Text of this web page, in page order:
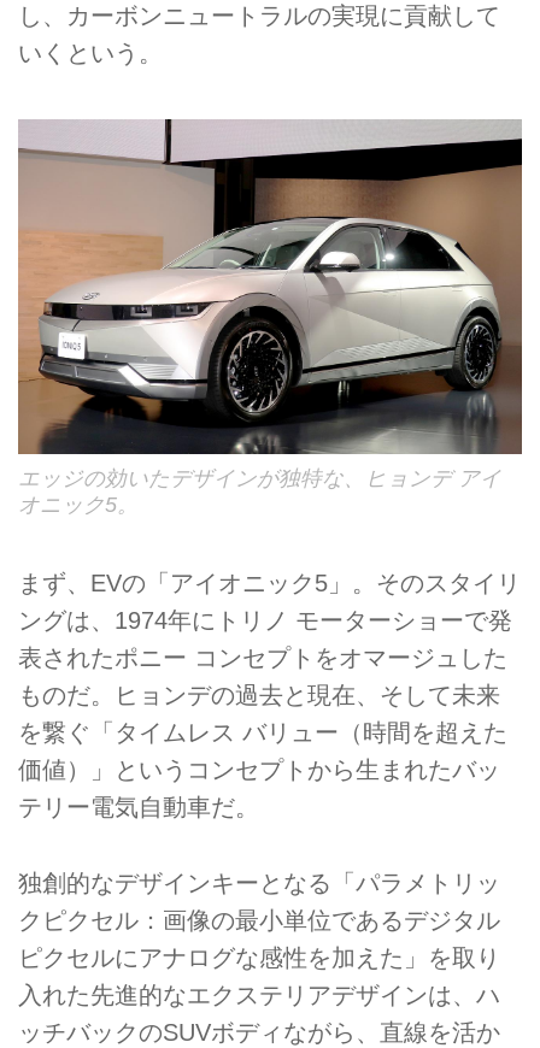
し、カーボンニュートラルの実現に貢献して
いくという。
エッジの効いたデザインが独特な、ヒョンデ アイ
オニック5。
まず、EVの「アイオニック5」。そのスタイリ
ングは、1974年にトリノ モーターショーで発
表されたポニー コンセプトをオマージュした
ものだ。ヒョンデの過去と現在、そして未来
を繋ぐ「タイムレス バリュー（時間を超えた
価値）」というコンセプトから生まれたバッ
テリー電気自動車だ。
独創的なデザインキーとなる「パラメトリッ
クピクセル：画像の最小単位であるデジタル
ピクセルにアナログな感性を加えた」を取り
入れた先進的なエクステリアデザインは、ハ
ッチバックのSUVボディながら、直線を活か